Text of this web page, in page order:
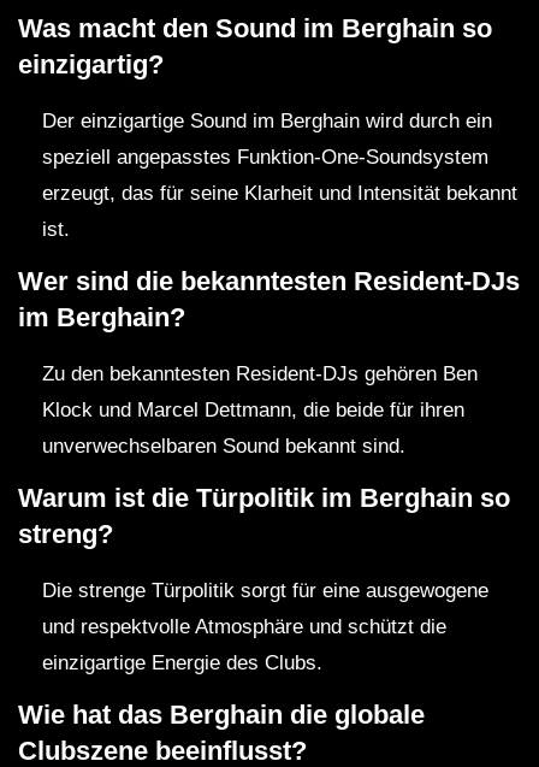
Was macht den Sound im Berghain so
einzigartig?
Der einzigartige Sound im Berghain wird durch ein
speziell angepasstes Funktion-One-Soundsystem
erzeugt, das für seine Klarheit und Intensität bekannt
ist.
Wer sind die bekanntesten Resident-DJs
im Berghain?
Zu den bekanntesten Resident-DJs gehören Ben
Klock und Marcel Dettmann, die beide für ihren
unverwechselbaren Sound bekannt sind.
Warum ist die Türpolitik im Berghain so
streng?
Die strenge Türpolitik sorgt für eine ausgewogene
und respektvolle Atmosphäre und schützt die
einzigartige Energie des Clubs.
Wie hat das Berghain die globale
Clubszene beeinflusst?